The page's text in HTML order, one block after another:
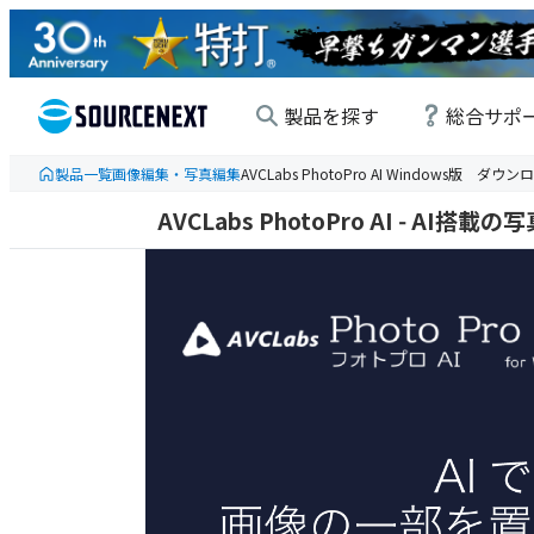
製品を探す 総合サポ
製品一覧画像編集・写真編集AVCLabs PhotoPro AI Windows版 ダウン
AVCLabs PhotoPro AI - AI搭載の写